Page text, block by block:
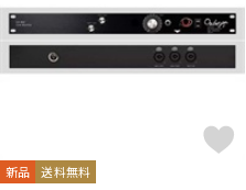
新品 送料無料